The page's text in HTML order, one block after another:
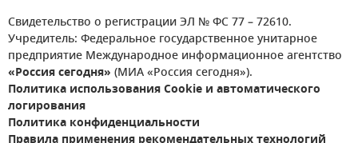
Свидетельство о регистрации ЭЛ № ФС 77 – 72610.
Учредитель: Федеральное государственное унитарное
предприятие Международное информационное агентство
«Россия сегодня» (МИА «Россия сегодня»).
Политика использования Cookie и автоматического
логирования
Политика конфиденциальности